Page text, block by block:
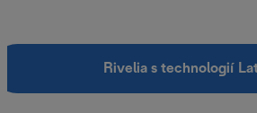
Rivelia s technologií